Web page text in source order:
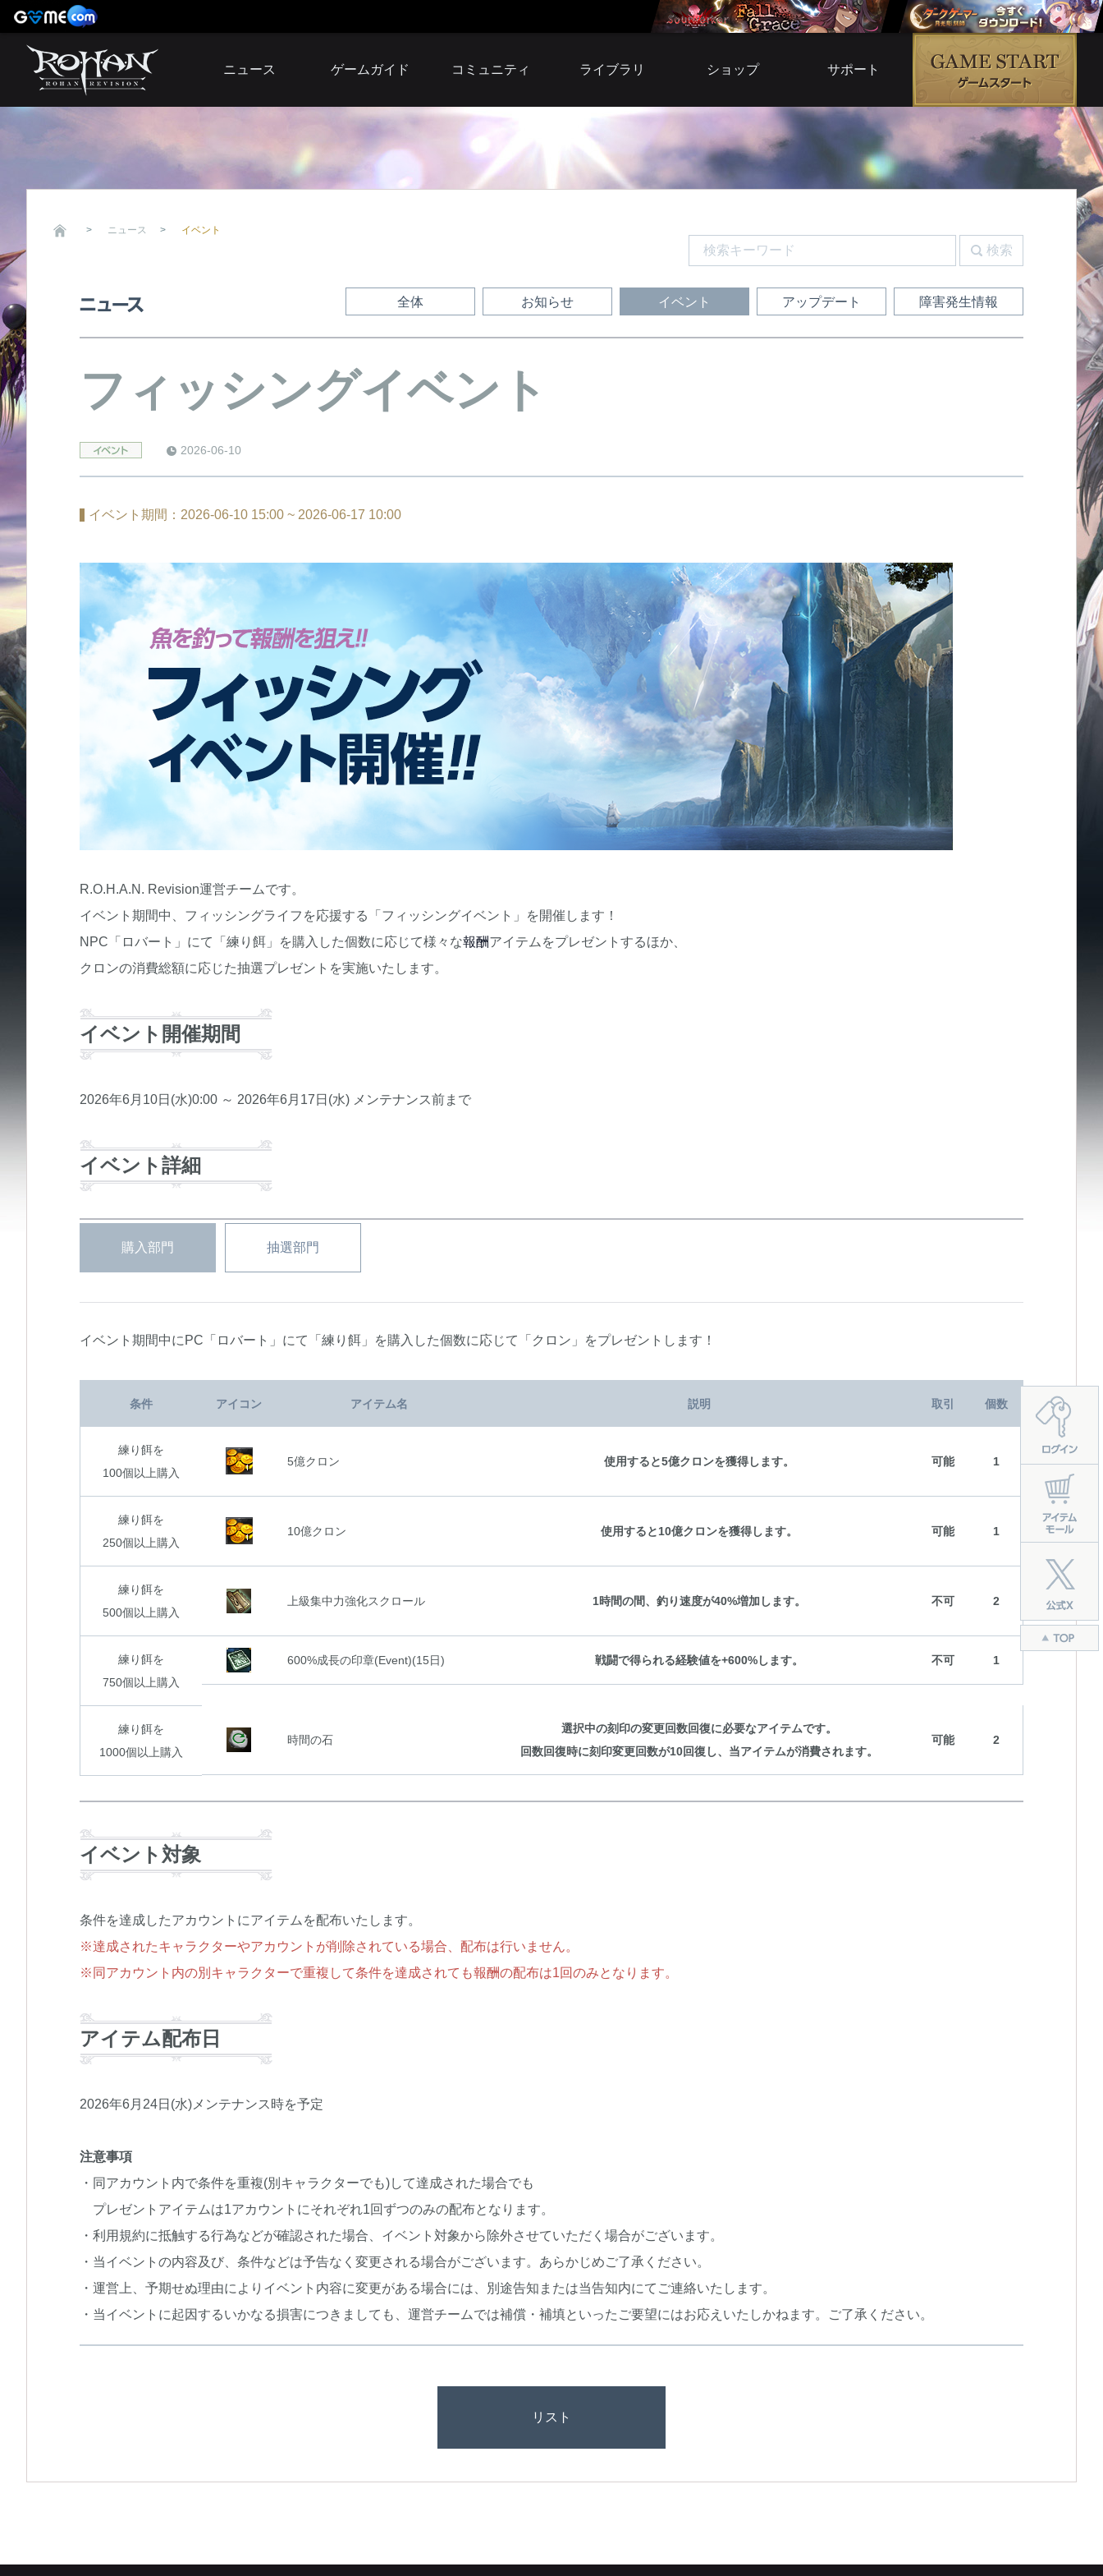
ニュース
アップデート
ゲームガイド コミュニティ
募集掲示板
スクリーンショット
ライブラリ
壁紙
サウンドトラック
ショップ
アイテムモール
ウェブ倉庫
シリアルコード
利用ガイド
サポート
お問い合わせ
運営ポリシー
ニュース イベント
検索
全体 お知らせ イベント アップデート 障害発生情報
フィッシングイベント
2026-06-10
イベント期間：2026-06-10 15:00 ~ 2026-06-17 10:00
R.O.H.A.N. Revision運営チームです。
イベント期間中、フィッシングライフを応援する「フィッシングイベント」を開催します！
NPC「ロバート」にて「練り餌」を購入した個数に応じて様々な報酬アイテムをプレゼントするほか、
クロンの消費総額に応じた抽選プレゼントを実施いたします。
イベント開催期間
2026年6月10日(水)0:00 ～ 2026年6月17日(水) メンテナンス前まで
イベント詳細
購入部門 抽選部門
イベント期間中にPC「ロバート」にて「練り餌」を購入した個数に応じて「クロン」をプレゼントします！
条件 アイコン アイテム名 説明 取引 個数
練り餌を
100個以上購入
5億クロン 使用すると5億クロンを獲得します。 可能 1
練り餌を
250個以上購入
10億クロン 使用すると10億クロンを獲得します。 可能 1
練り餌を
500個以上購入
上級集中力強化スクロール 1時間の間、釣り速度が40%増加します。 不可 2
練り餌を
750個以上購入
600%成長の印章(Event)(15日) 戦闘で得られる経験値を+600%します。 不可 1
練り餌を
1000個以上購入
時間の石
選択中の刻印の変更回数回復に必要なアイテムです。
回数回復時に刻印変更回数が10回復し、当アイテムが消費されます。
可能 2
イベント対象
条件を達成したアカウントにアイテムを配布いたします。
※達成されたキャラクターやアカウントが削除されている場合、配布は行いません。
※同アカウント内の別キャラクターで重複して条件を達成されても報酬の配布は1回のみとなります。
アイテム配布日
2026年6月24日(水)メンテナンス時を予定
注意事項
・同アカウント内で条件を重複(別キャラクターでも)して達成された場合でも
プレゼントアイテムは1アカウントにそれぞれ1回ずつのみの配布となります。
・利用規約に抵触する行為などが確認された場合、イベント対象から除外させていただく場合がございます。
・当イベントの内容及び、条件などは予告なく変更される場合がございます。あらかじめご了承ください。
・運営上、予期せぬ理由によりイベント内容に変更がある場合には、別途告知または当告知内にてご連絡いたします。
・当イベントに起因するいかなる損害につきましても、運営チームでは補償・補填といったご要望にはお応えいたしかねます。ご了承ください。
リスト